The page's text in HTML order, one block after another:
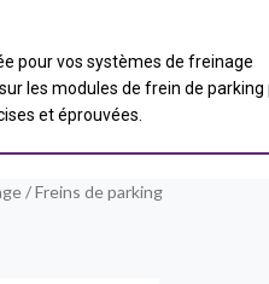
pour vos systèmes de freinage
les modules de frein de
et éprouvées.
Freins de parking